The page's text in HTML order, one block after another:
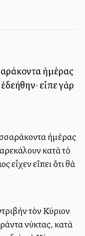
ἡμέρας
εἶπε γὰρ
ἡμέρας
κατὰ τὸ
εἶχεν εἴπει ὅτι θὰ
τὸν Κύριον
νύκτας, κατὰ